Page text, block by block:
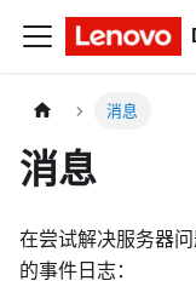
消息
消息
在尝试解决服务器
的事件日志：